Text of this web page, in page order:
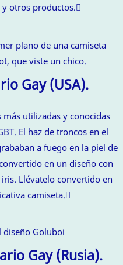
otros productos.
Gay (USA).
más utilizadas y conocidas
El haz de troncos en el
a fuego en la piel de
en un diseño con
Llévatelo convertido en
camiseta.
Gay (Rusia).